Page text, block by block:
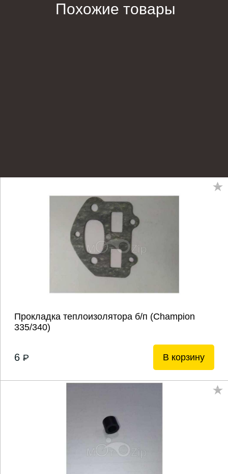
Похожие товары
Прокладка теплоизолятора б/п (Champion
335/340)
6 P В корзину